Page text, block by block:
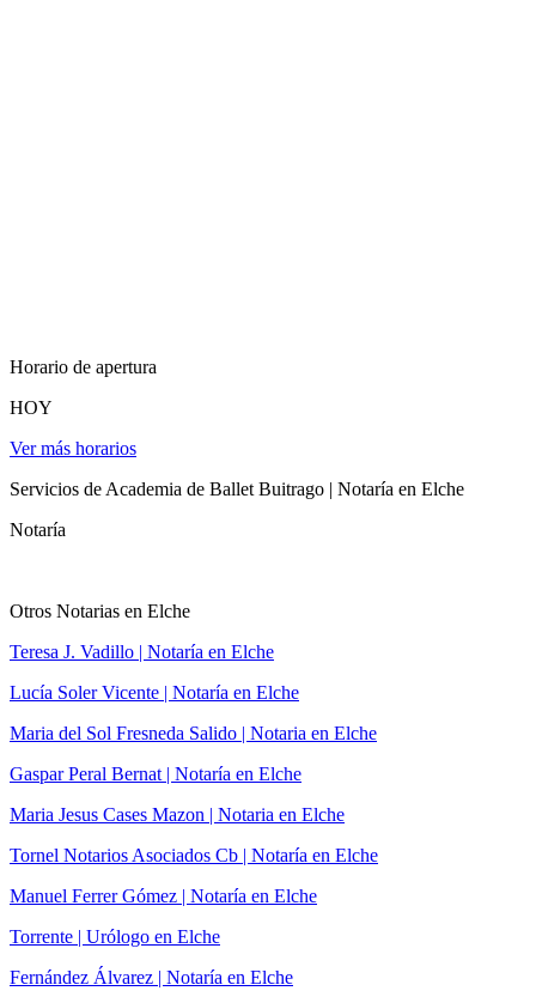
Horario de apertura
HOY
Ver más horarios
Servicios de Academia de Ballet Buitrago | Notaría en Elche
Notaría
Otros Notarias en Elche
Teresa J. Vadillo | Notaría en Elche
Lucía Soler Vicente | Notaría en Elche
Maria del Sol Fresneda Salido | Notaria en Elche
Gaspar Peral Bernat | Notaría en Elche
Maria Jesus Cases Mazon | Notaria en Elche
Tornel Notarios Asociados Cb | Notaría en Elche
Manuel Ferrer Gómez | Notaría en Elche
Torrente | Urólogo en Elche
Fernández Álvarez | Notaría en Elche